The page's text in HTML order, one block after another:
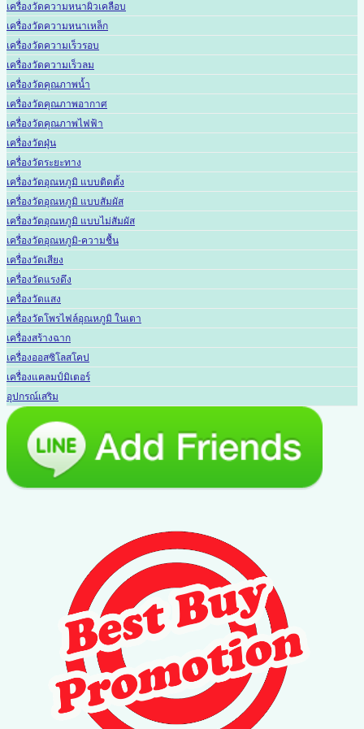
เครื่องวัดความหนาผิวเคลือบ
เครื่องวัดความหนาเหล็ก
เครื่องวัดความเร็วรอบ
เครื่องวัดความเร็วลม
เครื่องวัดคุณภาพน้ำ
เครื่องวัดคุณภาพอากาศ
เครื่องวัดคุณภาพไฟฟ้า
เครื่องวัดฝุ่น
เครื่องวัดระยะทาง
เครื่องวัดอุณหภูมิ แบบติดตั้ง
เครื่องวัดอุณหภูมิ แบบสัมผัส
เครื่องวัดอุณหภูมิ แบบไม่สัมผัส
เครื่องวัดอุณหภูมิ-ความชื้น
เครื่องวัดเสียง
เครื่องวัดแรงดึง
เครื่องวัดแสง
เครื่องวัดโพรไฟล์อุณหภูมิ ในเตา
เครื่องสร้างฉาก
เครื่องออสซิโลสโคป
เครื่องแคลมป์มิเตอร์
อุปกรณ์เสริม